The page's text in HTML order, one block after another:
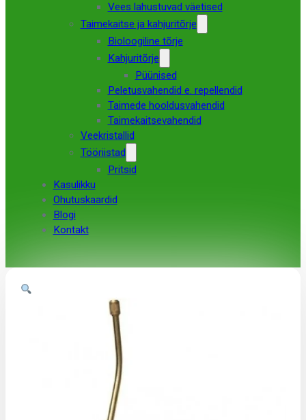
Vees lahustuvad väetised
Taimekaitse ja kahjuritõrje
Bioloogiline tõrje
Kahjuritõrje
Püünised
Peletusvahendid e. repellendid
Taimede hooldusvahendid
Taimekaitsevahendid
Veekristallid
Tööriistad
Pritsid
Kasulikku
Ohutuskaardid
Blogi
Kontakt